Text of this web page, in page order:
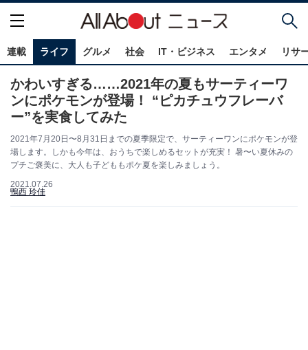
連載 ライフ グルメ 社会 IT・ビジネス エンタメ リサ
かわいすぎる……2021年の夏もサーティーワ
ンにポケモンが登場！ “ピカチュウフレーバ
ー”を実食してみた
2021年7月20日〜8月31日までの夏季限定で、サーティーワンにポケモンが登
場します。しかも今年は、おうちで楽しめるセットが充実！ 暑〜い夏休みの
プチご褒美に、大人も子どももポケ夏を楽しみましょう。
2021.07.26
鴨西 玲佳